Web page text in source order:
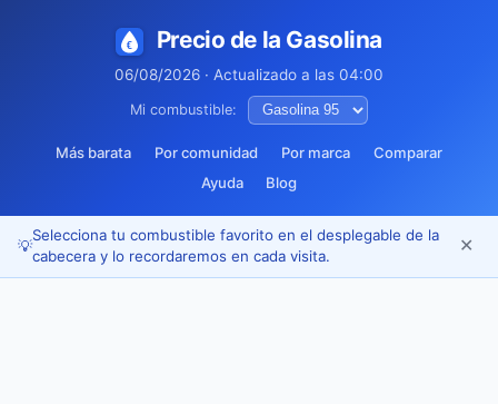
Precio de la Gasolina
06/08/2026 · Actualizado a las 04:00
Mi combustible:
Más barata Por comunidad Por marca
Comparar
Ayuda
Blog
💡
Selecciona tu combustible favorito en el desplegable de la
cabecera y lo recordaremos en cada visita.
✕